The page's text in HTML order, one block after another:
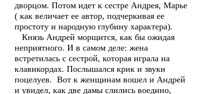
дворцом. Потом идет к сестре Андрея, Марье
( как величает ее автор, подчеркивая ее
простоту и народную глубину характера).
Князь Андрей морщится, как бы ожидая
неприятного. И в самом деле: жена
встретилась с сестрой, которая играла на
клавикордах. Послышался крик и звуки
поцелуев. Вот к женщинам вошел и Андрей
и увидел, как две дамы слились воедино,